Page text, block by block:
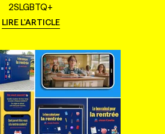
2SLGBTQ+
LIRE L'ARTICLE